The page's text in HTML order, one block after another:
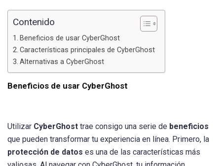
Contenido
Beneficios de usar CyberGhost
Características principales de CyberGhost
Alternativas a CyberGhost
Beneficios de usar CyberGhost
Utilizar CyberGhost trae consigo una serie de beneficios
que pueden transformar tu experiencia en línea. Primero, la
protección de datos es una de las características más